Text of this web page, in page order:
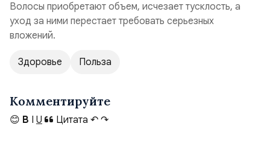
Волосы приобретают объем, исчезает тусклость, а
уход за ними перестает требовать серьезных
вложений.
Здоровье Польза
Комментируйте
😊 B I U Цитата ↶ ↷